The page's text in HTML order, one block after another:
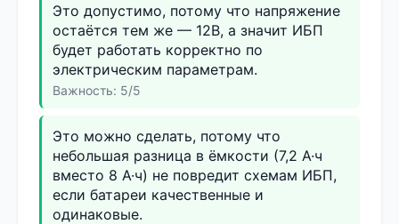
Это допустимо, потому что напряжение
остаётся тем же — 12В, а значит ИБП
будет работать корректно по
электрическим параметрам.
Важность: 5/5
Это можно сделать, потому что
небольшая разница в ёмкости (7,2 А·ч
вместо 8 А·ч) не повредит схемам ИБП,
если батареи качественные и
одинаковые.